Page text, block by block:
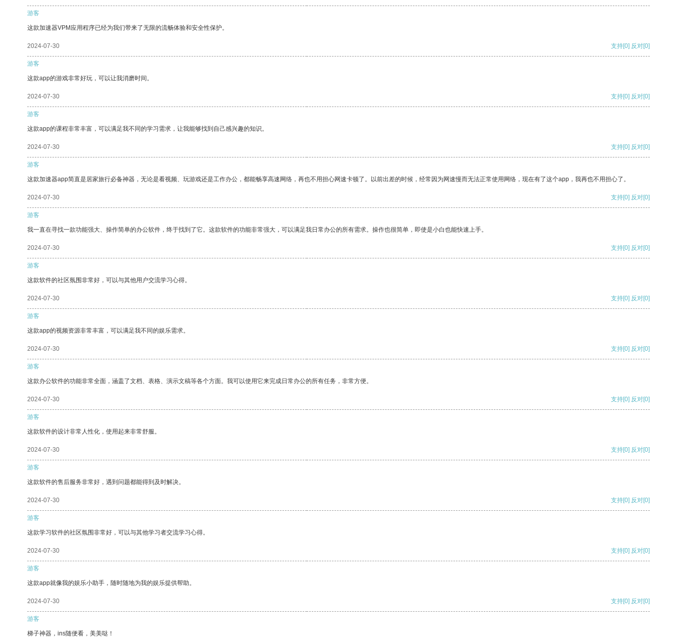
游客
这款加速器VPM应用程序已经为我们带来了无限的流畅体验和安全性保护。
2024-07-30 支持[0] 反对[0]
游客
这款app的游戏非常好玩，可以让我消磨时间。
2024-07-30 支持[0] 反对[0]
游客
这款app的课程非常丰富，可以满足我不同的学习需求，让我能够找到自己感兴趣的知识。
2024-07-30 支持[0] 反对[0]
游客
这款加速器app简直是居家旅行必备神器，无论是看视频、玩游戏还是工作办公，都能畅享高速网络，再也不用担心网速卡顿了。以前出差的时候，经常因为网速慢而无法正常使用网络，现在有了这个app，我再也不用担心了。
2024-07-30 支持[0] 反对[0]
游客
我一直在寻找一款功能强大、操作简单的办公软件，终于找到了它。这款软件的功能非常强大，可以满足我日常办公的所有需求。操作也很简单，即使是小白也能快速上手。
2024-07-30 支持[0] 反对[0]
游客
这款软件的社区氛围非常好，可以与其他用户交流学习心得。
2024-07-30 支持[0] 反对[0]
游客
这款app的视频资源非常丰富，可以满足我不同的娱乐需求。
2024-07-30 支持[0] 反对[0]
游客
这款办公软件的功能非常全面，涵盖了文档、表格、演示文稿等各个方面。我可以使用它来完成日常办公的所有任务，非常方便。
2024-07-30 支持[0] 反对[0]
游客
这款软件的设计非常人性化，使用起来非常舒服。
2024-07-30 支持[0] 反对[0]
游客
这款软件的售后服务非常好，遇到问题都能得到及时解决。
2024-07-30 支持[0] 反对[0]
游客
这款学习软件的社区氛围非常好，可以与其他学习者交流学习心得。
2024-07-30 支持[0] 反对[0]
游客
这款app就像我的娱乐小助手，随时随地为我的娱乐提供帮助。
2024-07-30 支持[0] 反对[0]
游客
梯子神器，ins随便看，美美哒！